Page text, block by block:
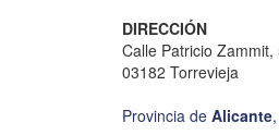
DIRECCIÓN
Calle Patricio Zammit,
03182 Torrevieja
Provincia de Alicante,